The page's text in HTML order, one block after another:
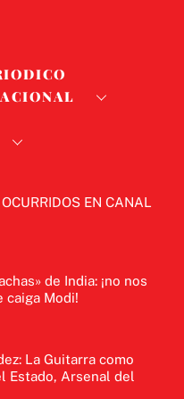
EN CANAL
de India: ¡no nos
caiga Modi!
La Guitarra como
Estado, Arsenal del